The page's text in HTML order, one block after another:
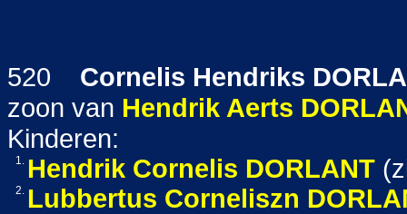
520 Cornelis Hendriks
zoon van Hendrik Aerts
Kinderen:
1. Hendrik Cornelis DORLANT
2. Lubbertus Corneliszn